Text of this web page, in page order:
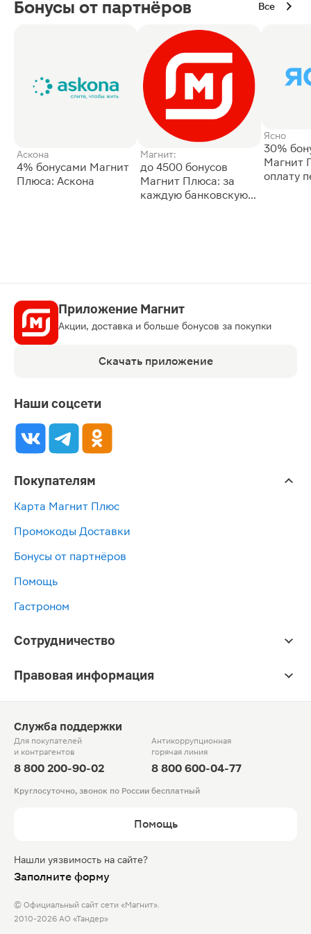
Бонусы от партнёров Все
Аскона
4% бонусами Магнит
Плюса: Аскона
Магнит:
до 4500 бонусов
Магнит Плюса: за
каждую банковскую
Ясно
30%
Магнит
оплату
Приложение Магнит
Акции, доставка и больше бонусов за покупки
Скачать приложение
Наши соцсети
Покупателям
Карта Магнит Плюс
Промокоды Доставки
Бонусы от партнёров
Помощь
Гастроном
Сотрудничество
Правовая информация
Служба поддержки
Для покупателей
и контрагентов
8 800 200-90-02
Антикоррупционная
горячая линия
8 800 600-04-77
Круглосуточно, звонок по России бесплатный
Помощь
Нашли уязвимость на сайте?
Заполните форму
© Официальный сайт сети «Магнит».
2010-2026 АО «Тандер»